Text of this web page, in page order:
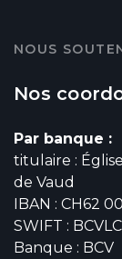
NOUS
Nos
Par banque :
titulaire :
de Vaud
IBAN : CH62
SWIFT :
Banque : BCV